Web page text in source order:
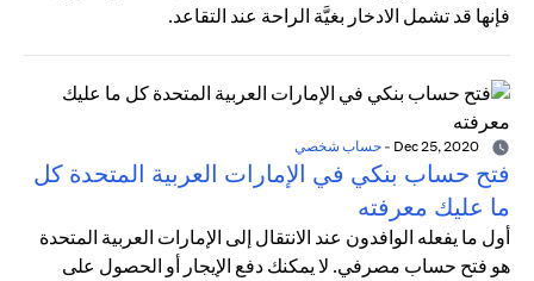
فإنها قد تشمل الادخار بغيَّة الراحة عند التقاعد.
- حساب شخصي
فتح حساب بنكي في الإمارات العربية المتحدة كل
ما عليك معرفته
أول ما يفعله الوافدون عند الانتقال إلى الإمارات العربية المتحدة
هو فتح حساب مصرفي. لا يمكنك دفع الإيجار أو الحصول على